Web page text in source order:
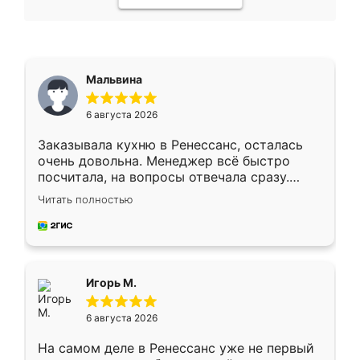
Мальвина
6 августа 2026
Заказывала кухню в Ренессанс, осталась
очень довольна. Менеджер всё быстро
посчитала, на вопросы отвечала сразу.
Замерщик приехал в субботу, подошёл к
делу со всей ответственностью. Собрали
за день, ребята работали аккуратно, даже
Читать полностью
Игорь М.
6 августа 2026
На самом деле в Ренессанс уже не первый